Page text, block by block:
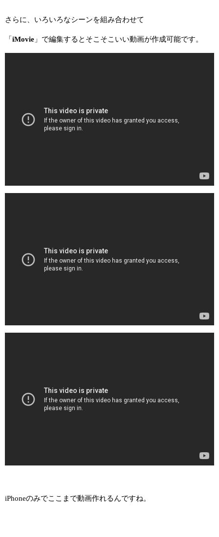
さらに、いろいろなシーンを組み合わせて
「 iMovie 」で編集するとそこそこいい動画が作成可能です。
iPhoneのみでここまで動画作れるんですね。